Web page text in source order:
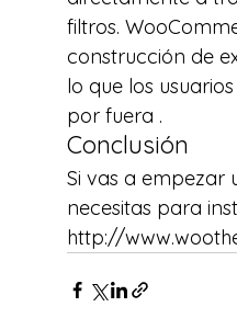
filtros.
construcción de
lo que los
por fuera .
Conclusión
Si vas a empezar
necesitas para
http://